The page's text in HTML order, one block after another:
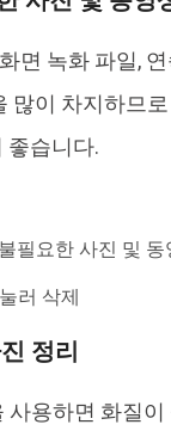
면 녹화 파일,
많이 차지하므
좋습니다.
필요한 사진 및 동
러 삭제
정리
사용하면 화질